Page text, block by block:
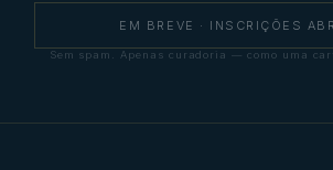
EM BREVE · INSCRIÇÕES
Sem spam. Apenas curadoria — como uma